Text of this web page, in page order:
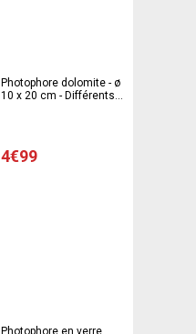
Photophore dolomite - ø
10 x 20 cm - Différents
4€99